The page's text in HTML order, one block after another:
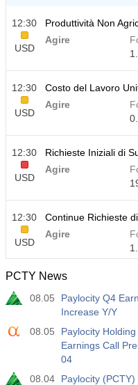
12:30
USD
Produttività Non
Agire
12:30
USD
Costo del Lavoro
Agire
12:30
USD
Richieste Iniziali di
Agire
12:30
USD
Continue Richieste
Agire
PCTY News
08.05
Paylocity Q4
Increase Y/Y
08.05
Paylocity
Earnings Call
04
08.04
Paylocity